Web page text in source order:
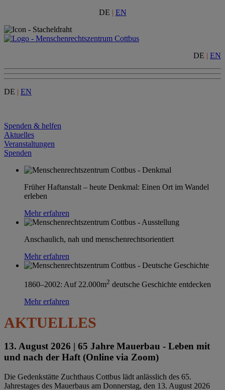
DE | EN
DE | EN
DE | EN
Spenden & helfen
Aktuelles
Veranstaltungen
Spenden
Früher Haftanstalt – heute Denkmal: Einen Ort im Wandel
erleben
Mehr erfahren
Anschaulich, nah und menschenrechtsorientiert
Mehr erfahren
1860–2002: Auf 22.000m2 deutsche Geschichte entdecken
Mehr erfahren
AKTUELLES
13. August 2026 | 65 Jahre Mauerbau - Leben mit
und nach der Haft (Online via Zoom)
Die Gedenkstätte Zuchthaus Cottbus lädt anlässlich des 65.
Jahrestages des Mauerbaus am Donnerstag, den 13. August 2026